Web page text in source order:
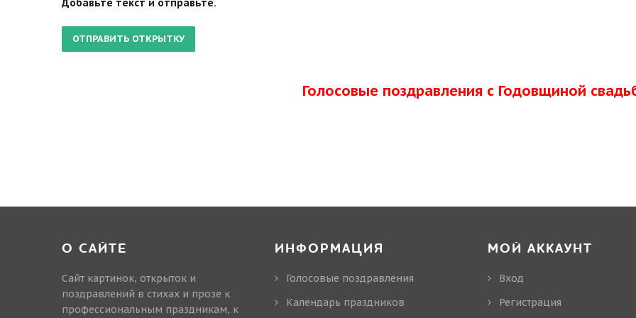
Голосовые поздравления с Годовщиной
О САЙТЕ
Сайт картинок, открыток и
поздравлений в стихах и прозе к
профессиональным праздникам, к
ИНФОРМАЦИЯ
Голосовые поздравления
Календарь праздников
МОЙ АККАУНТ
Вход
Регистрация